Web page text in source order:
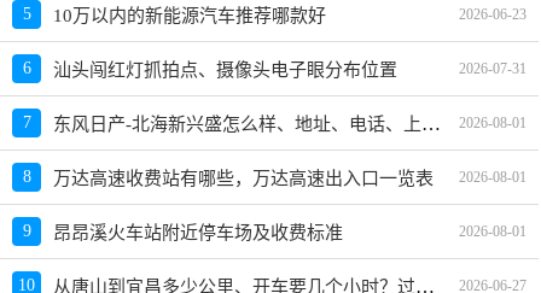
5 10万以内的新能源汽车推荐哪款好 2026-06-23
6 汕头闯红灯抓拍点、摄像头电子眼分布位置 2026-07-31
7 东风日产-北海新兴盛怎么样、地址、电话、上班时间查询 2026-08-01
8 万达高速收费站有哪些，万达高速出入口一览表 2026-08-01
9 昂昂溪火车站附近停车场及收费标准 2026-08-01
10 从唐山到宜昌多少公里、开车要几个小时？过路费、油费等 2026-06-27